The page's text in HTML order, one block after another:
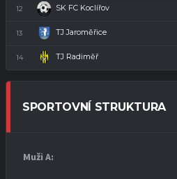
12 SK FC Koclířov
13 TJ Jaroměřice
14 TJ Radiměř
SPORTOVNÍ STRUKTURA
Muži A: